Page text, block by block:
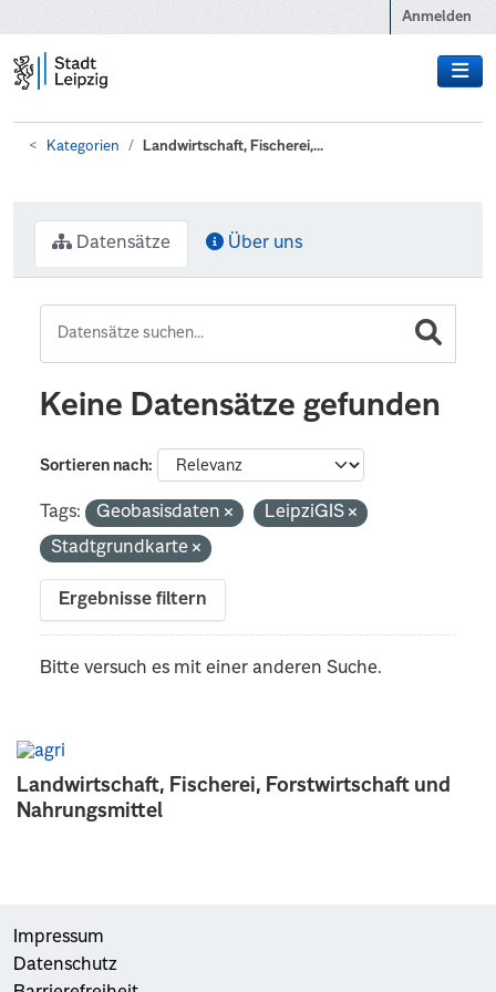
Anmelden
Kategorien Landwirtschaft, Fischerei,...
Landwirtschaft, Fischerei, Forstwirtschaft und
Nahrungsmittel
Datensätze Über uns
Keine Datensätze gefunden
Sortieren nach
Tags: Geobasisdaten
LeipziGIS
Stadtgrundkarte
Ergebnisse filtern
Bitte versuch es mit einer anderen Suche.
Impressum
Datenschutz